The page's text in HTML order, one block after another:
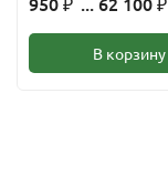
₽ ₽
В корзину